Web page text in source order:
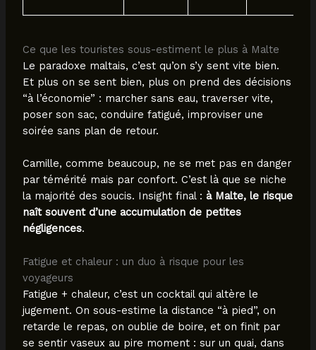
Ce que les touristes sous-estiment le plus à Malte
Le paradoxe maltais, c’est qu’on s’y sent vite bien.
Et plus on se sent bien, plus on prend des décisions
“à l’économie” : marcher sans eau, traverser vite,
poser son sac, conduire fatigué, improviser une
soirée sans plan de retour.
Camille, comme beaucoup, ne se met pas en danger
par témérité mais par confort. C’est là que se niche
la majorité des soucis. Insight final : à Malte, le risque
naît souvent d’une accumulation de petites
négligences.
Fatigue et chaleur : un duo à risque pour les
voyageurs
Fatigue + chaleur, c’est un cocktail qui altère le
jugement. On sous-estime la distance “à pied”, on
retarde le repas, on oublie de boire, et on finit par
se sentir vaseux au pire moment : sur un quai, dans